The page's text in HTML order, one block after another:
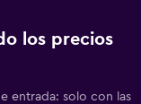
los precios
entrada: solo con las